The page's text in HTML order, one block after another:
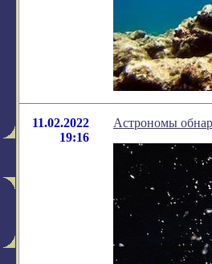
11.02.2022
19:16
Астрономы